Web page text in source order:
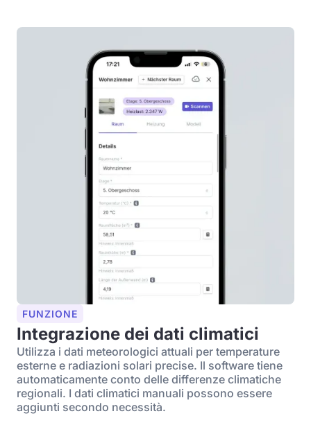
FUNZIONE
Integrazione dei dati climatici
Utilizza i dati meteorologici attuali per temperature
esterne e radiazioni solari precise. Il software tiene
automaticamente conto delle differenze climatiche
regionali. I dati climatici manuali possono essere
aggiunti secondo necessità.